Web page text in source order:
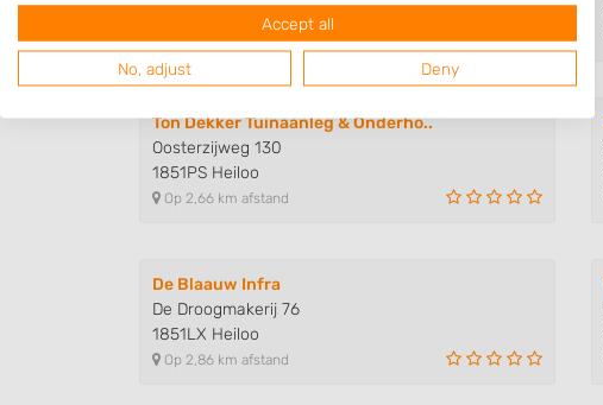
1814JD Alkmaar
Op 2,52 km afstand
Ton Dekker Tuinaanleg & Onderho..
Oosterzijweg 130
1851PS Heiloo
Op 2,66 km afstand
De Blaauw Infra
De Droogmakerij 76
1851LX Heiloo
Op 2,86 km afstand
Accept all
No, adjust Deny